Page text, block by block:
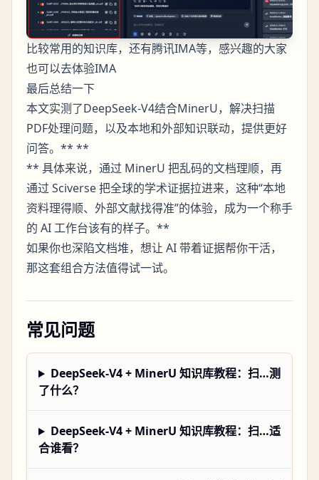
比较常用的知识库，还有腾讯IMA等，感兴趣的大家
也可以去体验IMA
最后总结一下
本文实测了DeepSeek-V4结合MinerU，解决扫描
PDF处理问题，以及本地和外部知识联动，提供更好
问答。** **
** 具体来说，通过 MinerU 把乱码的文档理顺，再
通过 Sciverse 把全球的学术证据拉进来，这种“本地
资料理得顺、外部文献找得准”的体验，成为一个称手
的 AI 工作台该有的样子。**
如果你也深陷文档堆，想让 AI 带着证据帮你干活，
那这套组合方法值得试一试。
常见问题
DeepSeek-V4 + MinerU 知识库教程：扫…测
了什么？
DeepSeek-V4 + MinerU 知识库教程：扫…适
合谁看？